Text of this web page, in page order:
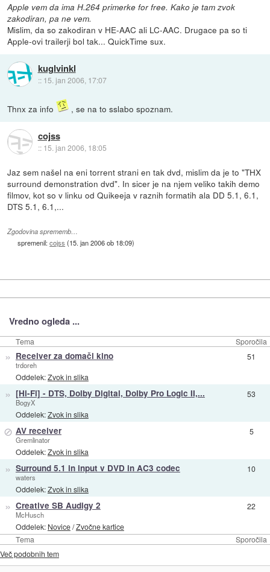
Apple vem da ima H.264 primerke for free. Kako je tam zvok
zakodiran, pa ne vem.
Mislim, da so zakodiran v HE-AAC ali LC-AAC. Drugace pa so ti
Apple-ovi trailerji bol tak... QuickTime sux.
kuglvinkl
:: 15. jan 2006, 17:07
Thnx za info , se na to sslabo spoznam.
cojss
:: 15. jan 2006, 18:05
Jaz sem našel na eni torrent strani en tak dvd, mislim da je to "THX
surround demonstration dvd". In sicer je na njem veliko takih demo
filmov, kot so v linku od Quikeeja v raznih formatih ala DD 5.1, 6.1,
DTS 5.1, 6.1,...
Zgodovina sprememb…
spremenil:cojss (15. jan 2006 ob 18:09)
Vredno ogleda ...
Tema Sporočila
Tema Sporočila
» Receiver za domači kino
trdoreh
Oddelek:Zvok in slika
51
» [Hi-Fi] - DTS, Dolby Digital, Dolby Pro Logic II,...
BogyX
Oddelek:Zvok in slika
53
⊘ AV receiver
Gremlinator
Oddelek:Zvok in slika
5
» Surround 5.1 in input v DVD in AC3 codec
waters
Oddelek:Zvok in slika
10
» Creative SB Audigy 2
McHusch
Oddelek: Novice/Zvočne kartice
22
Več podobnih tem